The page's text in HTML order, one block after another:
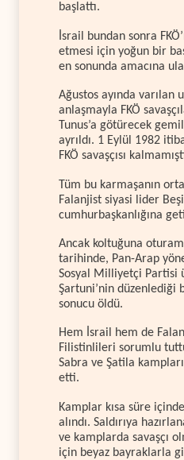
başlattı.
İsrail bundan sonra
etmesi için yoğun bir
en sonunda amacına
Ağustos ayında varılan
anlaşmayla FKÖ
Tunus’a götürecek
ayrıldı. 1 Eylül 1982
FKÖ savaşçısı
Tüm bu karmaşanın
Falanjist siyasi lider
cumhurbaşkanlığına
Ancak koltuğuna
tarihinde, Pan-Arap
Sosyal Milliyetçi Partisi
Şartuni’nin düzenlediği
sonucu öldü.
Hem İsrail hem de
Filistinlileri sorumlu
Sabra ve Şatila
etti.
Kamplar kısa süre
alındı. Saldırıya
ve kamplarda savaşçı
için beyaz bayraklarla